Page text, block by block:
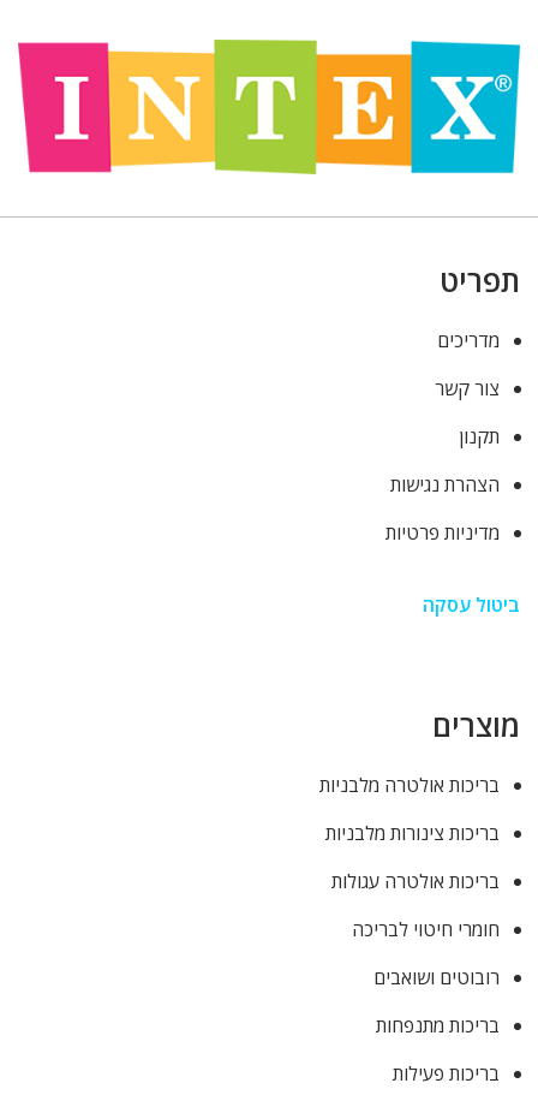
תפריט
מדריכים
צור קשר
תקנון
הצהרת נגישות
מדיניות פרטיות
ביטול עסקה
מוצרים
בריכות אולטרה מלבניות
בריכות צינורות מלבניות
בריכות אולטרה עגולות
חומרי חיטוי לבריכה
רובוטים ושואבים
בריכות מתנפחות
בריכות פעילות